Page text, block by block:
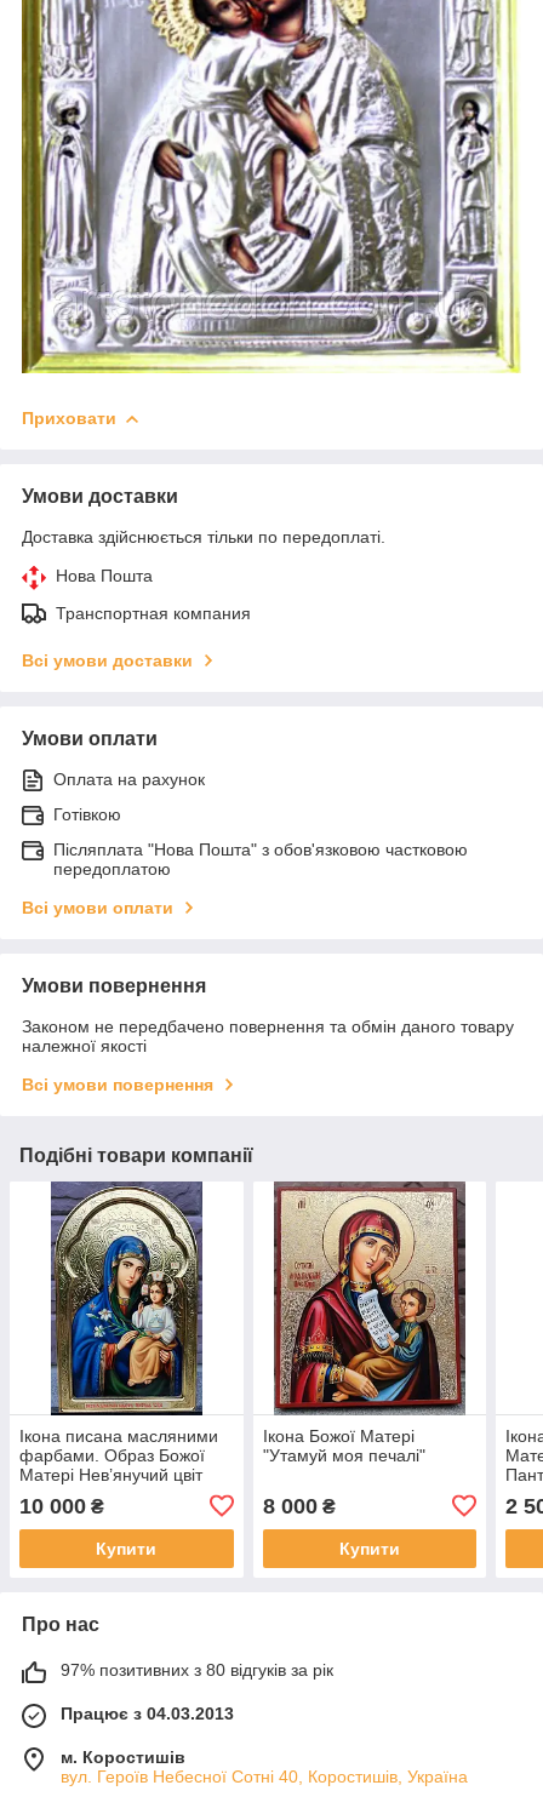
Приховати
Умови доставки
Доставка здійснюється тільки по передоплаті.
Нова Пошта
Транспортная компания
Всі умови доставки
Умови оплати
Оплата на рахунок
Готівкою
Післяплата "Нова Пошта" з обов'язковою частковою
передоплатою
Всі умови оплати
Умови повернення
Законом не передбачено повернення та обмін даного товару
належної якості
Всі умови повернення
Подібні товари компанії
Ікона писана масляними
фарбами. Образ Божої
Матері Нев’янучий цвіт
10 000 ₴
Купити
Ікона Божої Матері
"Утамуй моя печалі"
8 000₴
Купити
2
Про нас
97% позитивних з 80 відгуків за рік
Працює з 04.03.2013
м. Коростишів
вул. Героїв Небесної Сотні 40, Коростишів, Україна